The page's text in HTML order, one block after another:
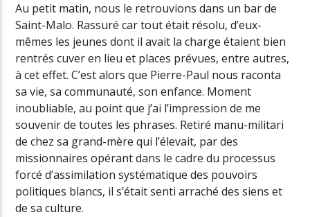
Au petit matin, nous le retrouvions dans un bar de
Saint-Malo. Rassuré car tout était résolu, d’eux-
mêmes les jeunes dont il avait la charge étaient bien
rentrés cuver en lieu et places prévues, entre autres,
à cet effet. C’est alors que Pierre-Paul nous raconta
sa vie, sa communauté, son enfance. Moment
inoubliable, au point que j’ai l’impression de me
souvenir de toutes les phrases. Retiré manu-militari
de chez sa grand-mère qui l’élevait, par des
missionnaires opérant dans le cadre du processus
forcé d’assimilation systématique des pouvoirs
politiques blancs, il s’était senti arraché des siens et
de sa culture.